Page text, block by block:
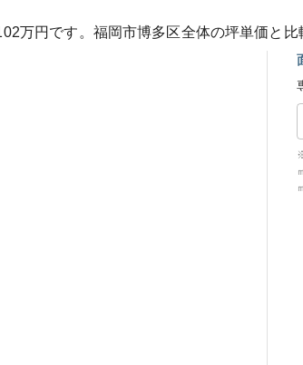
万円です。 福岡市博多区全体の坪単価と比